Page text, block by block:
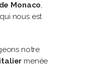
Monaco,
nous est
notre
menée